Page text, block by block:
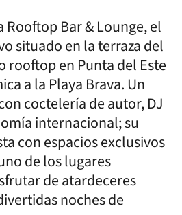
Bar & Lounge, el
situado en la terraza del
rooftop en Punta del Este
a la Playa Brava. Un
coctelería de autor, DJ
internacional; su
con espacios exclusivos
de los lugares
de atardeceres
noches de